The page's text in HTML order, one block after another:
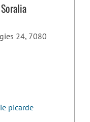
24, 7080
picarde